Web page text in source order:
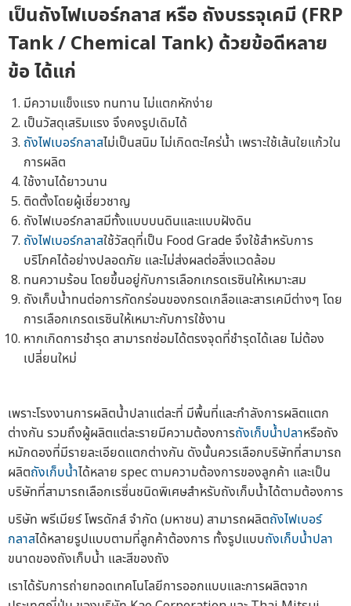
เป็นถังไฟเบอร์กลาส หรือ ถังบรรจุเคมี (FRP
Tank / Chemical Tank) ด้วยข้อดีหลาย
ข้อ ได้แก่
มีความแข็งแรง ทนทาน ไม่แตกหักง่าย
เป็นวัสดุเสริมแรง จึงคงรูปเดิมได้
ถังไฟเบอร์กลาสไม่เป็นสนิม ไม่เกิดตะไคร่น้ำ เพราะใช้เส้นใยแก้วใน
การผลิต
ใช้งานได้ยาวนาน
ติดตั้งโดยผู้เชี่ยวชาญ
ถังไฟเบอร์กลาสมีทั้งแบบบนดินและแบบฝังดิน
ถังไฟเบอร์กลาสใช้วัสดุที่เป็น Food Grade จึงใช้สำหรับการ
บริโภคได้อย่างปลอดภัย และไม่ส่งผลต่อสิ่งแวดล้อม
ทนความร้อน โดยขึ้นอยู่กับการเลือกเกรดเรซินให้เหมาะสม
ถังเก็บน้ำทนต่อการกัดกร่อนของกรดเกลือและสารเคมีต่างๆ โดย
การเลือกเกรดเรซินให้เหมาะกับการใช้งาน
หากเกิดการชำรุด สามารถซ่อมได้ตรงจุดที่ชำรุดได้เลย ไม่ต้อง
เปลี่ยนใหม่
เพราะโรงงานการผลิตน้ำปลาแต่ละที่ มีพื้นที่และกำลังการผลิตแตก
ต่างกัน รวมถึงผู้ผลิตแต่ละรายมีความต้องการถังเก็บน้ำปลาหรือถัง
หมักดองที่มีรายละเอียดแตกต่างกัน ดังนั้นควรเลือกบริษัทที่สามารถ
ผลิตถังเก็บน้ำได้หลาย spec ตามความต้องการของลูกค้า และเป็น
บริษัทที่สามารถเลือกเรซิ่นชนิดพิเศษสำหรับถังเก็บน้ำได้ตามต้องการ
บริษัท พรีเมียร์ โพรดักส์ จำกัด (มหาชน) สามารถผลิตถังไฟเบอร์
กลาสได้หลายรูปแบบตามที่ลูกค้าต้องการ ทั้งรูปแบบถังเก็บน้ำปลา
ขนาดของถังเก็บน้ำ และสีของถัง
เราได้รับการถ่ายทอดเทคโนโลยีการออกแบบและการผลิตจาก